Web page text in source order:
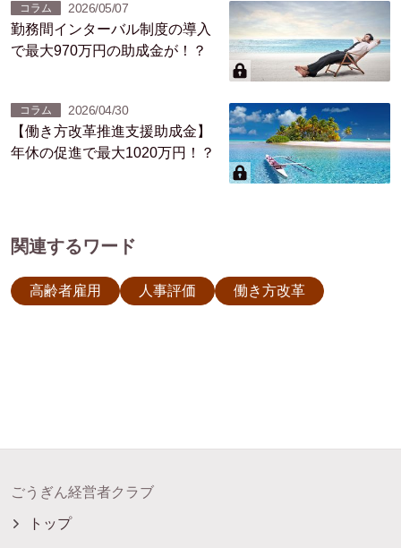
コラム 2026/05/07
勤務間インターバル制度の導入
で最大970万円の助成金が！？
コラム 2026/04/30
【働き方改革推進支援助成金】
年休の促進で最大1020万円！？
関連するワード
高齢者雇用 人事評価 働き方改革
ごうぎん経営者クラブ
トップ